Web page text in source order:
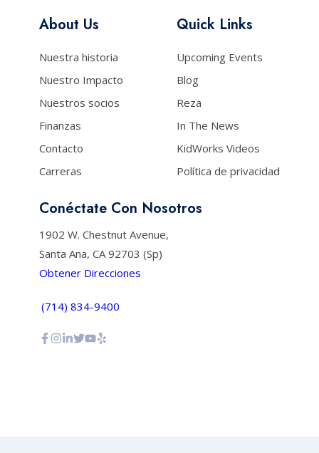
About Us
Nuestra historia
Nuestro Impacto
Nuestros socios
Finanzas
Contacto
Carreras
Quick Links
Upcoming Events
Blog
Reza
In The News
KidWorks Videos
Política de privacidad
Conéctate Con Nosotros
1902 W. Chestnut Avenue,
Santa Ana, CA 92703 (Sp)
Obtener Direcciones
(714) 834-9400